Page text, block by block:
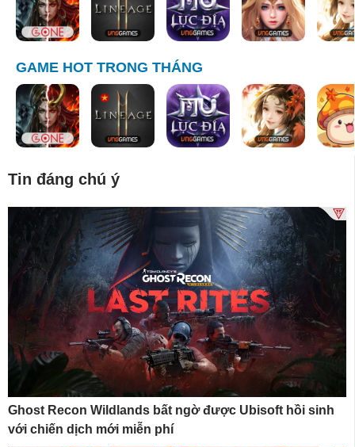
GAME HOT TRONG THÁNG
Tin đáng chú ý
Ghost Recon Wildlands bất ngờ được Ubisoft hồi sinh
với chiến dịch mới miễn phí